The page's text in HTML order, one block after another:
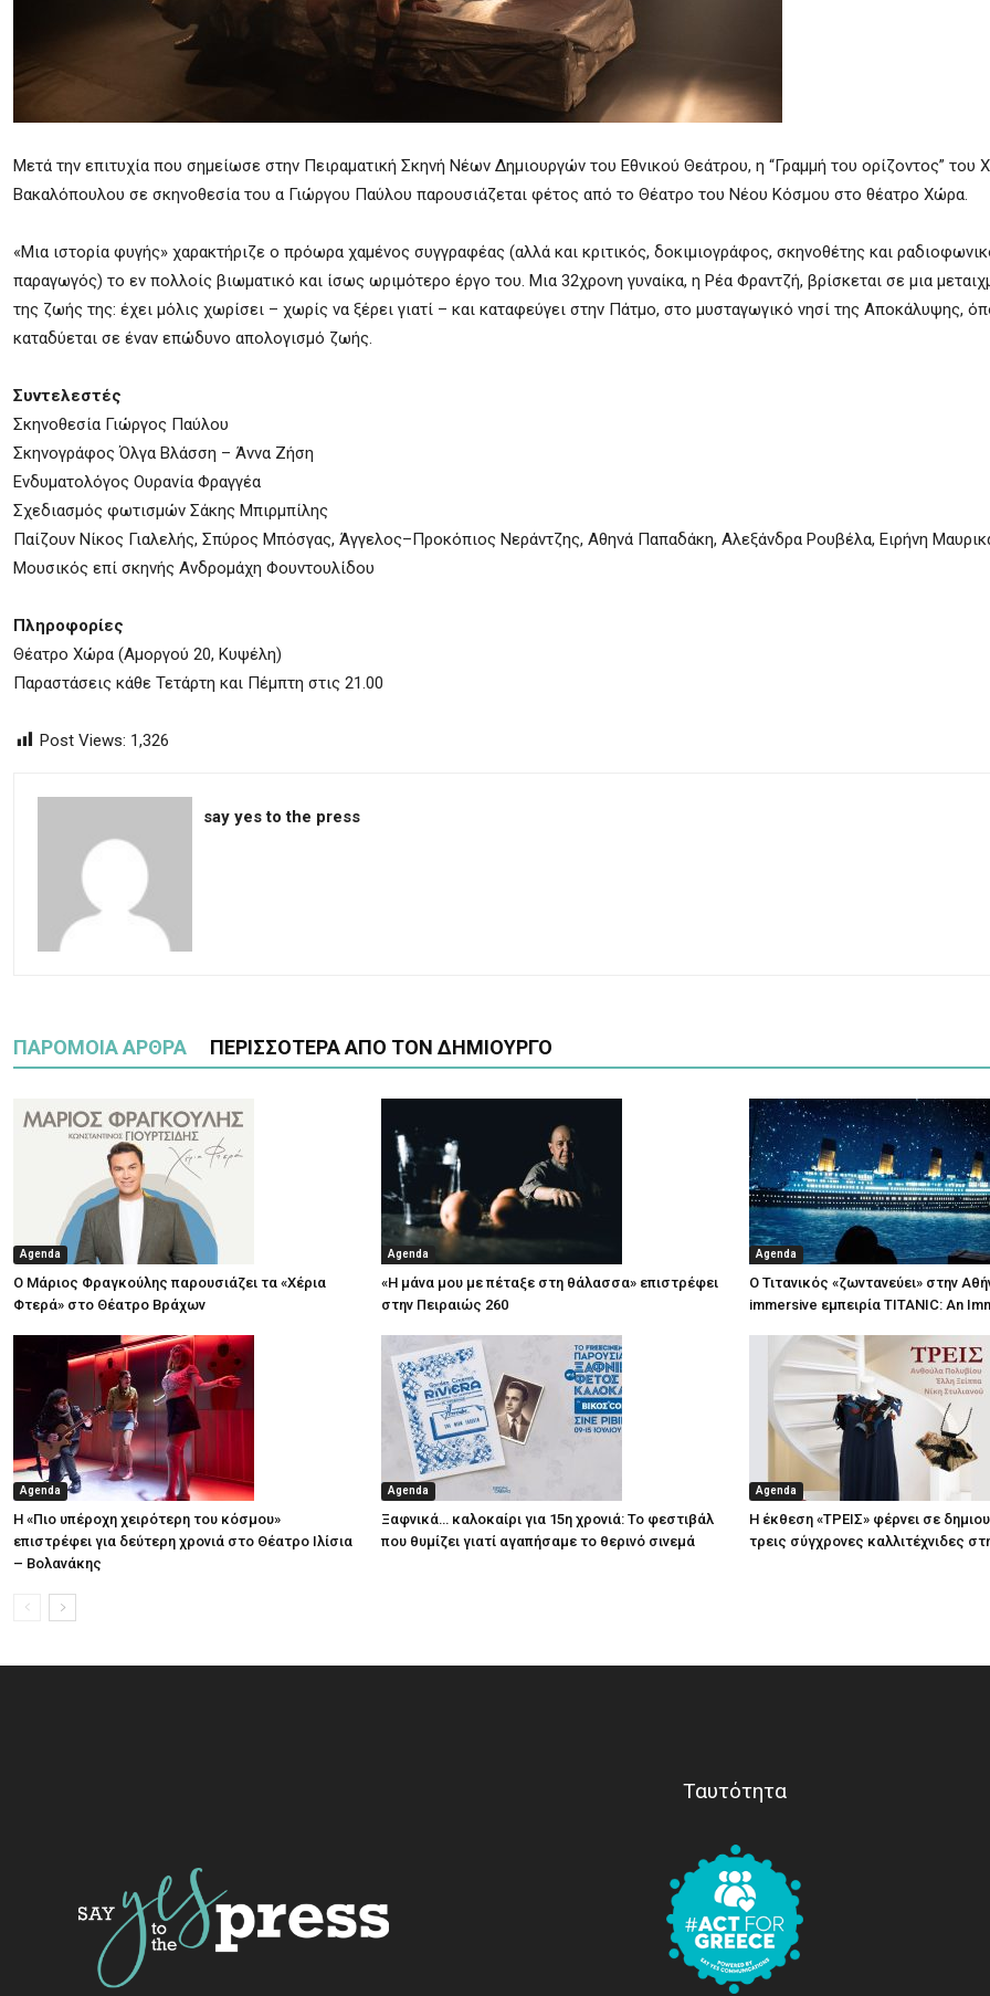
Μετά την επιτυχία που σημείωσε στην Πειραματική Σκηνή Νέων Δημιουργών του Εθνικού Θεάτρου, η “Γραμμή του ορίζοντος” του
Βακαλόπουλου σε σκηνοθεσία του α Γιώργου Παύλου παρουσιάζεται φέτος από το Θέατρο του Νέου Κόσμου στο θέατρο Χώρα.
«Μια ιστορία φυγής» χαρακτήριζε ο πρόωρα χαμένος συγγραφέας (αλλά και κριτικός, δοκιμιογράφος, σκηνοθέτης και
παραγωγός) το εν πολλοίς βιωματικό και ίσως ωριμότερο έργο του. Μια 32χρονη γυναίκα, η Ρέα Φραντζή, βρίσκεται σε μια
της ζωής της: έχει μόλις χωρίσει – χωρίς να ξέρει γιατί – και καταφεύγει στην Πάτμο, στο μυσταγωγικό νησί της Αποκάλυψης,
καταδύεται σε έναν επώδυνο απολογισμό ζωής.
Συντελεστές
Σκηνοθεσία Γιώργος Παύλου
Σκηνογράφος Όλγα Βλάσση – Άννα Ζήση
Ενδυματολόγος Ουρανία Φραγγέα
Σχεδιασμός φωτισμών Σάκης Μπιρμπίλης
Παίζουν Νίκος Γιαλελής, Σπύρος Μπόσγας, Άγγελος–Προκόπιος Νεράντζης, Αθηνά Παπαδάκη, Αλεξάνδρα Ρουβέλα, Ειρήνη
Μουσικός επί σκηνής Ανδρομάχη Φουντουλίδου
Πληροφορίες
Θέατρο Χώρα (Αμοργού 20, Κυψέλη)
Παραστάσεις κάθε Τετάρτη και Πέμπτη στις 21.00
Post Views: 1,326
say yes to the press
ΠΑΡΟΜΟΙΑ ΑΡΘΡΑ ΠΕΡΙΣΣΟΤΕΡΑ ΑΠΟ ΤΟΝ ΔΗΜΙΟΥΡΓΟ
Agenda
Ο Μάριος Φραγκούλης παρουσιάζει τα «Χέρια
Φτερά» στο Θέατρο Βράχων
Agenda
«Η μάνα μου με πέταξε στη θάλασσα» επιστρέφει
στην Πειραιώς 260
Agenda
Ο Τιτανικός «ζωντανεύει» στην
immersive εμπειρία TITANIC: An
Agenda
Η «Πιο υπέροχη χειρότερη του κόσμου»
επιστρέφει για δεύτερη χρονιά στο Θέατρο Ιλίσια
– Βολανάκης
Agenda
Ξαφνικά… καλοκαίρι για 15η χρονιά: Το φεστιβάλ
που θυμίζει γιατί αγαπήσαμε το θερινό σινεμά
Agenda
Η έκθεση «ΤΡΕΙΣ» φέρνει σε
τρεις σύγχρονες καλλιτέχνιδες
Ταυτότητα